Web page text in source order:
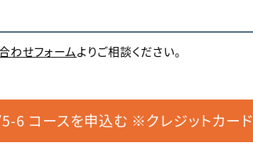
わせフォームよりご相談ください。
6 コースを申込む ※クレジットカード